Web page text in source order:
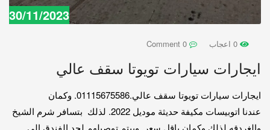
30/11/2023
ايجارات سيارات تويوتا سقف عالي
ايجارات سيارات تويوتا سقف عالي.01115675586. وكمان
عندنا اتوبيسات مكيفة حديثة موديل 2022. لذلك بتسافر شرم الشيخ